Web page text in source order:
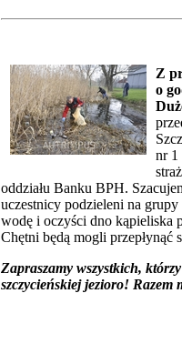
Z
o
nr 1
oddziału Banku BPH.
uczestnicy podzieleni na
wodę i oczyści dno kąpieliska
Chętni będą mogli przepłynąć
Zapraszamy wszystkich,
szczycieńskiej jezioro! Razem